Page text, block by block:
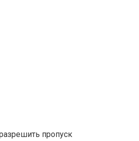
пропуск